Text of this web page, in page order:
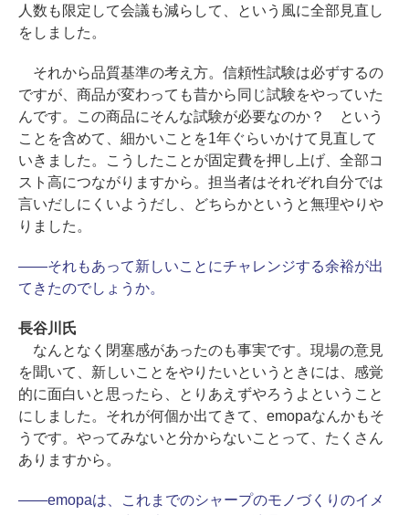
人数も限定して会議も減らして、という風に全部見直し
をしました。
それから品質基準の考え方。信頼性試験は必ずするの
ですが、商品が変わっても昔から同じ試験をやっていた
んです。この商品にそんな試験が必要なのか？ という
ことを含めて、細かいことを1年ぐらいかけて見直して
いきました。こうしたことが固定費を押し上げ、全部コ
スト高につながりますから。担当者はそれぞれ自分では
言いだしにくいようだし、どちらかというと無理やりや
りました。
――それもあって新しいことにチャレンジする余裕が出
てきたのでしょうか。
長谷川氏
なんとなく閉塞感があったのも事実です。現場の意見
を聞いて、新しいことをやりたいというときには、感覚
的に面白いと思ったら、とりあえずやろうよということ
にしました。それが何個か出てきて、emopaなんかもそ
うです。やってみないと分からないことって、たくさん
ありますから。
――emopaは、これまでのシャープのモノづくりのイメ